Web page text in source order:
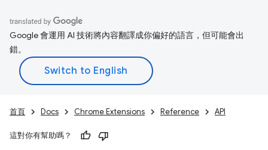
Google 會運用 AI 技術將內容翻譯成你偏好的語言，但可能會出
錯。
首頁 Docs Chrome Extensions Reference API
這對你有幫助嗎？